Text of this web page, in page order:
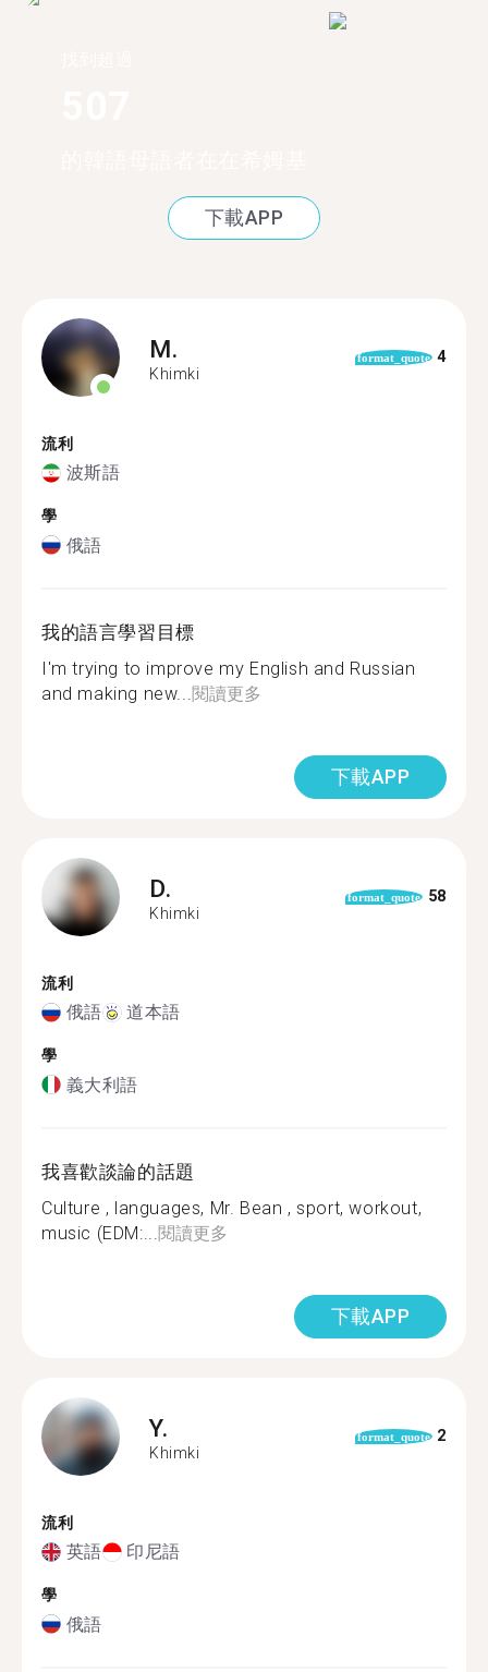
下載APP
M.
Khimki
format_quote 4
流利
波斯語
學
俄語
我的語言學習目標
I'm trying to improve my English and Russian
and making new... 閱讀更多
下載APP
D.
Khimki
format_quote 58
流利
俄語 道本語
學
義大利語
我喜歡談論的話題
Culture , languages, Mr. Bean , sport, workout,
music (EDM:... 閱讀更多
下載APP
Y.
Khimki
format_quote 2
流利
英語 印尼語
學
俄語